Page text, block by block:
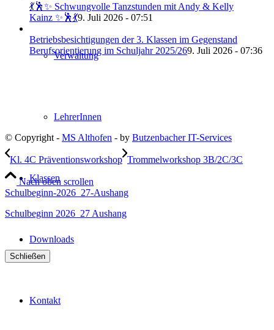
Verwaltung
LehrerInnen
Klassen
Downloads
Kontakt
💃🕺✨ Schwungvolle Tanzstunden mit Andy & Kelly
Kainz ✨🕺💃9. Juli 2026 - 07:51
Betriebsbesichtigungen der 3. Klassen im Gegenstand
Berufsorientierung im Schuljahr 2025/269. Juli 2026 - 07:36
© Copyright - MS Althofen - by Butzenbacher IT-Services
Kl. 4C Präventionsworkshop Trommelworkshop 3B/2C/3C
Nach oben scrollen
Schulbeginn-2026_27-Aushang
Schulbeginn 2026_27 Aushang
Schließen